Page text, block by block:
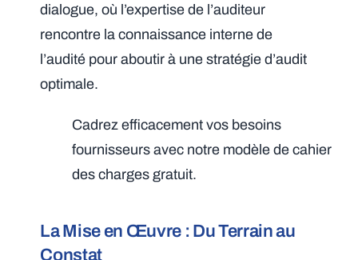
dialogue, où l’expertise de l’auditeur
rencontre la connaissance interne de
l’audité pour aboutir à une stratégie d’audit
optimale.
Cadrez efficacement vos besoins
fournisseurs avec notre modèle de cahier
des charges gratuit.
La Mise en Œuvre : Du Terrain au
Constat